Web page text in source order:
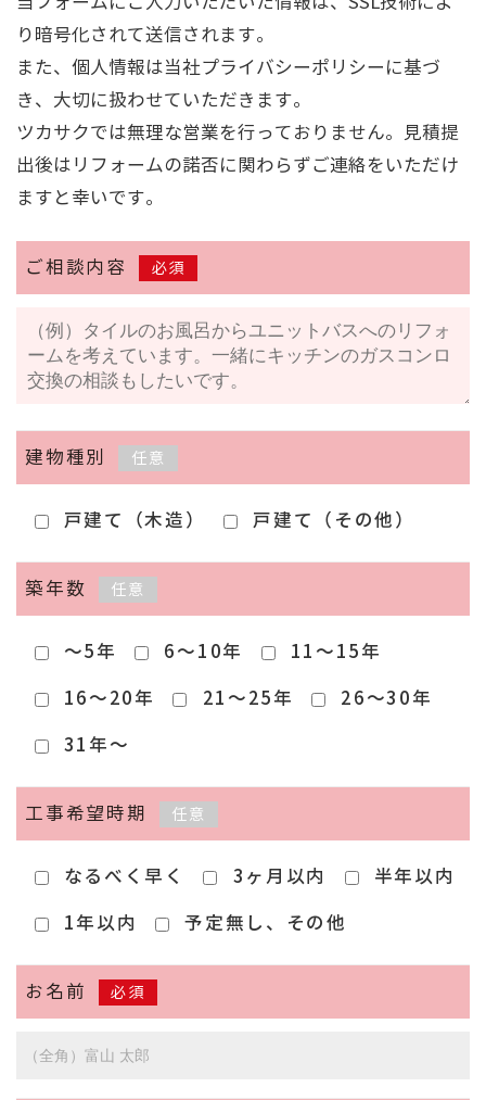
り暗号化されて送信されます。
また、個人情報は当社プライバシーポリシーに基づ
き、大切に扱わせていただきます。
ツカサクでは無理な営業を行っておりません。見積提
出後はリフォームの諾否に関わらずご連絡をいただけ
ますと幸いです。
ご相談内容 必須
建物種別 任意
戸建て（木造） 戸建て（その他）
築年数 任意
～5年 6～10年
11～15年
16～20年
21～25年
26～30年
31年～
工事希望時期 任意
なるべく早く 3ヶ月以内
半年以内
1年以内
予定無し、その他
お名前 必須